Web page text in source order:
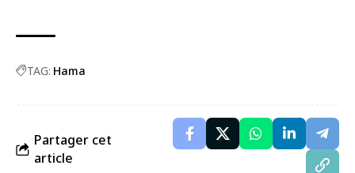
TAG: Hama
Partager cet
article